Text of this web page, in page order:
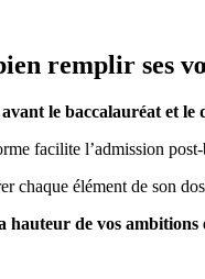
remplir ses
le baccalauréat et le
facilite l’admission
chaque élément de son
de vos